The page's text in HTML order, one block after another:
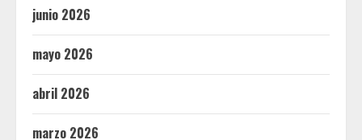
junio 2026
mayo 2026
abril 2026
marzo 2026